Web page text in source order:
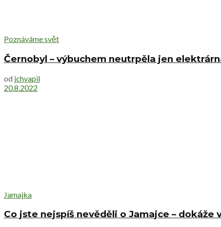
Poznáváme svět
Černobyl – výbuchem neutrpěla jen
od jchvapil
20.8.2022
Jamajka
Co jste nejspíš nevěděli o Jamajce –